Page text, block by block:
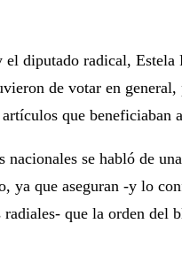
el diputado radical, Estela
de votar en
que beneficiaban
nacionales se habló de
ya que aseguran -y lo
radiales- que la orden del